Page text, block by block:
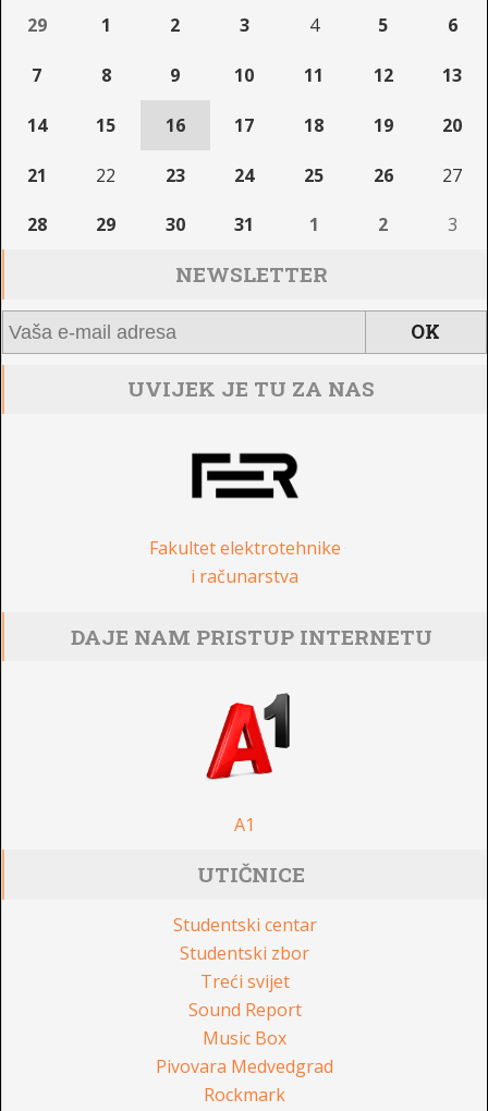
29 1 2 3 4 5 6
7 8 9 10 11 12 13
14 15 16 17 18 19 20
21 22 23 24 25 26 27
28 29 30 31 1 2 3
NEWSLETTER
UVIJEK JE TU ZA NAS
Fakultet elektrotehnike
i računarstva
DAJE NAM PRISTUP INTERNETU
A1
UTIČNICE
Studentski centar
Studentski zbor
Treći svijet
Sound Report
Music Box
Pivovara Medvedgrad
Rockmark